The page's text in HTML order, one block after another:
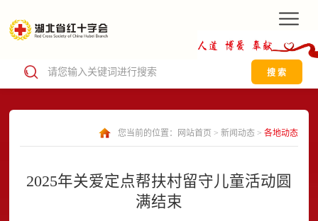
搜 索
您当前的位置： 网站首页 > 新闻动态> 各地动态
2025年关爱定点帮扶村留守儿童活动圆
满结束